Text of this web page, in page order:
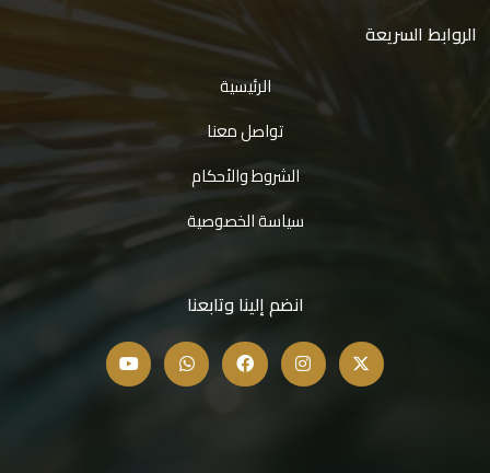
الروابط السريعة
الرئيسية
تواصل معنا
الشروط والأحكام
سياسة الخصوصية
انضم إلينا وتابعنا